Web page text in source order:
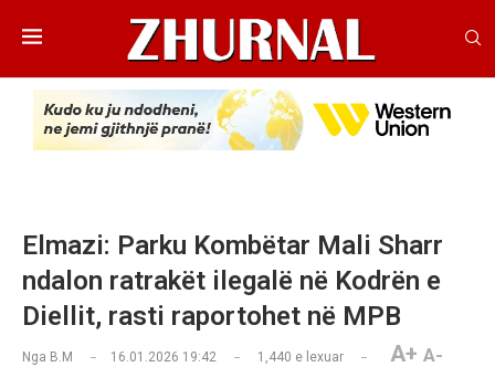
Elmazi: Parku Kombëtar Mali Sharr
ndalon ratrakët ilegalë në Kodrën e
Diellit, rasti raportohet në MPB
Nga B.M 16.01.2026 19:42 1,440 e lexuar A+ A-